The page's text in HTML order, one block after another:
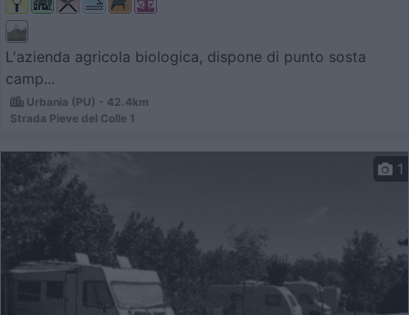
L'azienda agricola biologica, dispone di punto sosta
camp...
Urbania (PU) - 42.4km
Strada Pieve del Colle 1
1